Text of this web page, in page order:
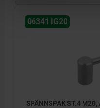
06341 IG20
SPÄNNSPAK ST.4